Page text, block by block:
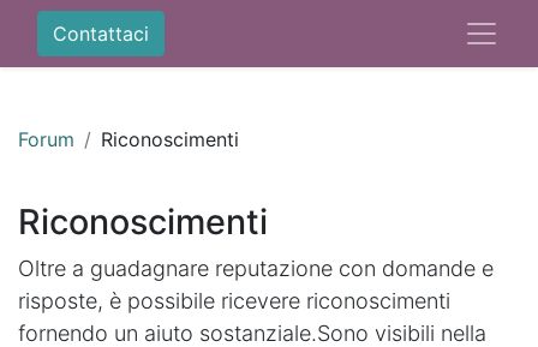
Contattaci
Forum Riconoscimenti
Riconoscimenti
Oltre a guadagnare reputazione con domande e
risposte, è possibile ricevere riconoscimenti
fornendo un aiuto sostanziale.Sono visibili nella